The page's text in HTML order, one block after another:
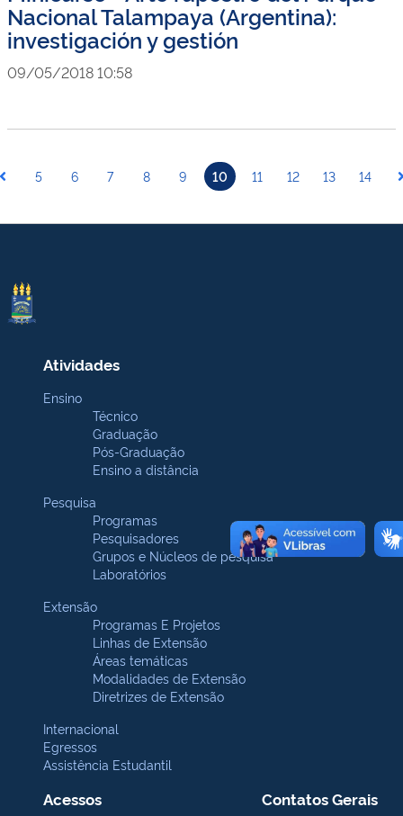
Nacional Talampaya (Argentina):
investigación y gestión
09/05/2018 10:58
5 6 7 8 9 10 11 12 13 14
Atividades
Ensino
Técnico
Graduação
Pós-Graduação
Ensino a distância
Pesquisa
Programas
Pesquisadores
Grupos e Núcleos de pesquisa
Laboratórios
Extensão
Programas E Projetos
Linhas de Extensão
Áreas temáticas
Modalidades de Extensão
Diretrizes de Extensão
Internacional
Egressos
Assistência Estudantil
Acessos Contatos Gerais